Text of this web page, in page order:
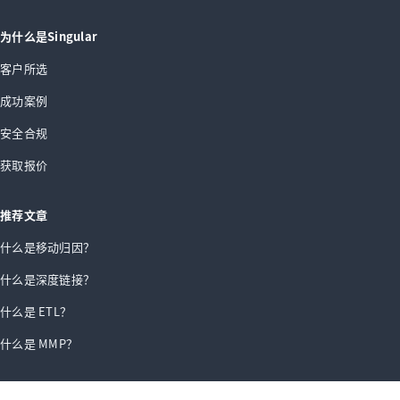
为什么是Singular
客户所选
成功案例
安全合规
获取报价
推荐文章
什么是移动归因？
什么是深度链接？
什么是 ETL？
什么是 MMP？